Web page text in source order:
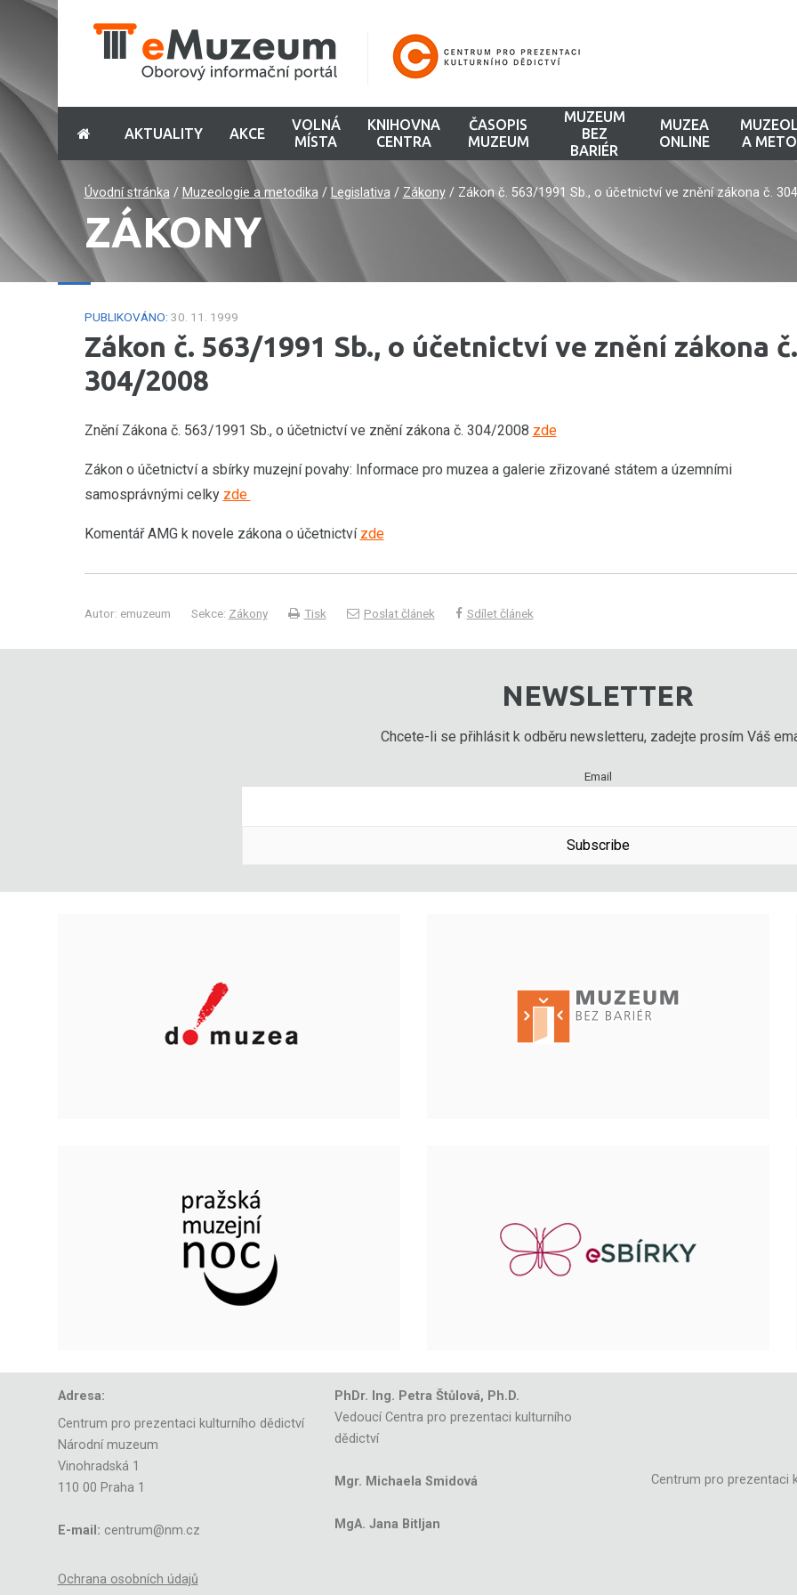
AKTUALITY AKCE
VOLNÁ
MÍSTA
KNIHOVNA
CENTRA
ČASOPIS
MUZEUM
MUZEUM
BEZ
BARIÉR
MUZEA
ONLINE
A
Úvodní stránka/ Muzeologie a metodika/ Legislativa/ Zákony/ Zákon č. 563/1991 Sb., o účetnictví ve znění zákona č.
ZÁKONY
PUBLIKOVÁNO: 30. 11. 1999
Zákon č. 563/1991 Sb., o účetnictví ve znění zákona č.
304/2008
Znění Zákona č. 563/1991 Sb., o účetnictví ve znění zákona č. 304/2008 zde
Zákon o účetnictví a sbírky muzejní povahy: Informace pro muzea a galerie zřizované státem a územními
samosprávnými celky zde
Komentář AMG k novele zákona o účetnictví zde
Autor: emuzeum Sekce: Zákony Tisk Poslat článek Sdílet článek
NEWSLETTER
Chcete-li se přihlásit k odběru newsletteru, zadejte prosím Váš
Email
Subscribe
Adresa:
Centrum pro prezentaci kulturního dědictví
Národní muzeum
Vinohradská 1
110 00 Praha 1
E-mail: centrum@nm.cz
Ochrana osobních údajů
PhDr. Ing. Petra Štůlová, Ph.D.
Vedoucí Centra pro prezentaci kulturního
dědictví
Mgr. Michaela Smidová
MgA. Jana Bitljan
Centrum pro prezentaci